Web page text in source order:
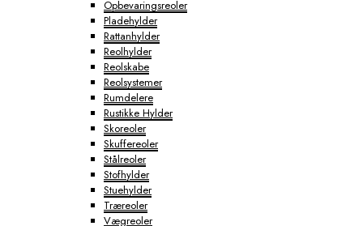
Opbevaringsreoler
Pladehylder
Rattanhylder
Reolhylder
Reolskabe
Reolsystemer
Rumdelere
Rustikke Hylder
Skoreoler
Skuffereoler
Stålreoler
Stofhylder
Stuehylder
Træreoler
Vægreoler